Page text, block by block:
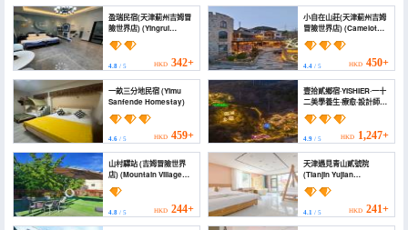
盈瑞民宿(天津薊州吉姆冒
險世界店) (Yingrui
Homestay)
4.8 / 5 HKD 342+
小自在山莊(天津薊州吉姆
冒險世界店) (Camelot
Hotel)
4.4/ 5 HKD 450+
一畝三分地民宿 (Yimu
Sanfende Homestay)
4.6 / 5 HKD 459+
壹拾貳鄉宿·YISHIER·一十
二美學養生·療愈·設計師民
宿(薊州店) (Yishier)
4.9/ 5 HKD 1,247+
山村驛站 (吉姆冒險世界
店) (Mountain Village
Inn (Jim Adventure
World))
4.8 / 5 HKD 244+
天津遇見青山貳號院
(Tianjin Yujian
Qingshan No. 2 Yard)
4.1/ 5 HKD 241+